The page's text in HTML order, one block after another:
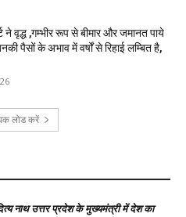
ने वृद्ध ,गम्भीर रूप से बीमार और जमानत पाये
पैसों के अभाव में वर्षों से रिहाई लम्बित है,
लोड करें
नाथ उत्तर प्रदेश के मुख्यमंत्री में देश का